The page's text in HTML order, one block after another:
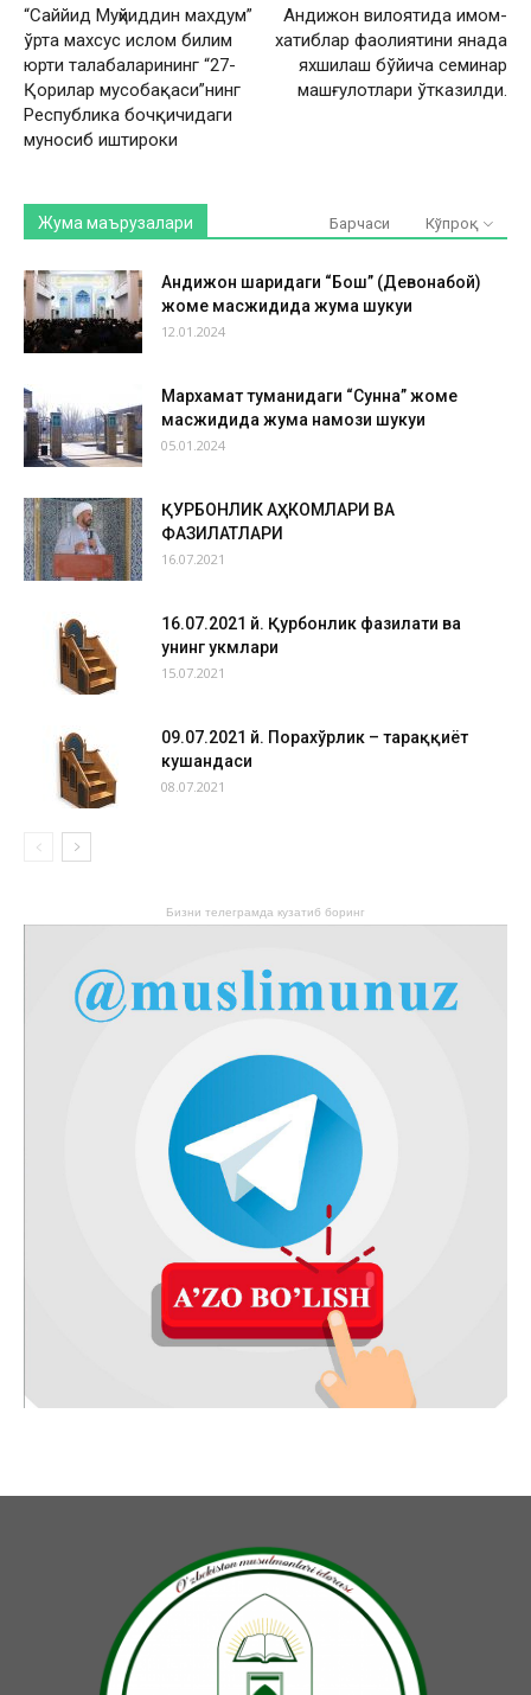
“Саййид Муҳйиддин махдум”
ўрта махсус ислом билим
юрти талабаларининг “27-
Қорилар мусобақаси”нинг
Республика бочқичидаги
муносиб иштироки
Андижон вилоятида имом-
хатиблар фаолиятини янада
яхшилаш бўйича семинар
машғулотлари ўтказилди.
Жума маърузалари Барчаси Кўпроқ
Андижон шаҳридаги “Бош” (Девонабой)
жоме масжидида жума шукуҳи
12.01.2024
Мархамат туманидаги “Сунна” жоме
масжидида жума намози шукуҳи
05.01.2024
ҚУРБОНЛИК АҲКОМЛАРИ ВА
ФАЗИЛАТЛАРИ
16.07.2021
16.07.2021 й. Қурбонлик фазилати ва
унинг ҳукмлари
15.07.2021
09.07.2021 й. Порахўрлик – тараққиёт
кушандаси
08.07.2021
Бизни телеграмда кузатиб боринг